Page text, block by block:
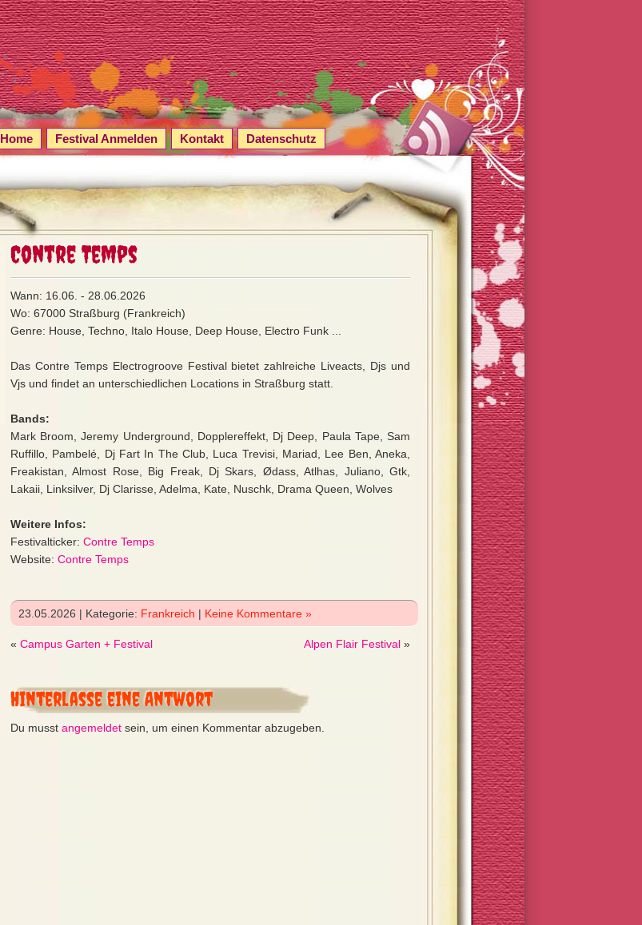
Home Festival Anmelden Kontakt Datenschutz
Contre Temps
Wann: 16.06. - 28.06.2026
Wo: 67000 Straßburg (Frankreich)
Genre: House, Techno, Italo House, Deep House, Electro Funk ...
Das Contre Temps Electrogroove Festival bietet zahlreiche Liveacts, Djs und
Vjs und findet an unterschiedlichen Locations in Straßburg statt.
Bands:
Mark Broom, Jeremy Underground, Dopplereffekt, Dj Deep, Paula Tape, Sam
Ruffillo, Pambelé, Dj Fart In The Club, Luca Trevisi, Mariad, Lee Ben, Aneka,
Freakistan, Almost Rose, Big Freak, Dj Skars, Ødass, Atlhas, Juliano, Gtk,
Lakaii, Linksilver, Dj Clarisse, Adelma, Kate, Nuschk, Drama Queen, Wolves
Weitere Infos:
Festivalticker: Contre Temps
Website: Contre Temps
23.05.2026 | Kategorie: Frankreich | Keine Kommentare »
« Campus Garten + Festival Alpen Flair Festival »
Hinterlasse eine Antwort
Du musst angemeldet sein, um einen Kommentar abzugeben.